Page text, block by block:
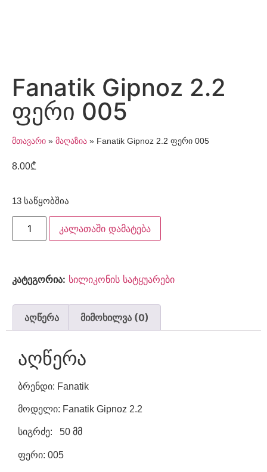
Fanatik Gipnoz 2.2
ფერი 005
მთავარი » მაღაზია » Fanatik Gipnoz 2.2 ფერი 005
8.00₾
13 საწყობშია
კალათაში დამატება
კატეგორია: სილიკონის სატყუარები
აღწერა მიმოხილვა (0)
აღწერა
ბრენდი: Fanatik
მოდელი: Fanatik Gipnoz 2.2
სიგრძე: 50 მმ
ფერი: 005